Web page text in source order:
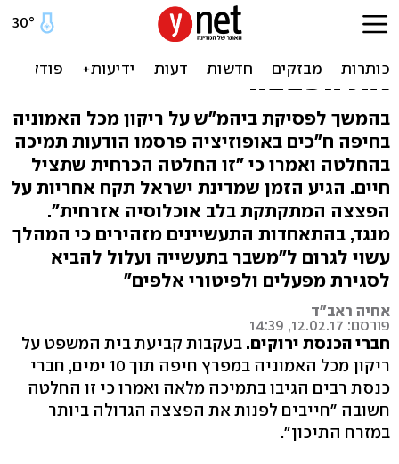
האופוזיציה תומכת בריקון
מכל האמוניה: "חייבים לפנות
את הפצצה"
בהמשך לפסיקת ביהמ"ש על ריקון מכל האמוניה
בחיפה ח"כים באופוזיציה פרסמו הודעות תמיכה
בהחלטה ואמרו כי "זו החלטה הכרחית שתציל
חיים. הגיע הזמן שמדינת ישראל תקח אחריות על
הפצצה המתקתקת בלב אוכלוסיה אזרחית".
מנגד, בהתאחדות התעשיינים מזהירים כי המהלך
עשוי לגרום ל"משבר בתעשייה ועלול להביא
לסגירת מפעלים ולפיטורי אלפים"
אחיה ראב"ד
פורסם: 12.02.17, 14:39
חברי הכנסת ירוקים. בעקבות קביעתבית המשפט על
ריקון מכל האמוניה במפרץ חיפה תוך 10 ימים, חברי
כנסת רבים הגיבו בתמיכה מלאה ואמרו כי זו החלטה
חשובה "חייבים לפנות את הפצצה הגדולה ביותר
במזרח התיכון".